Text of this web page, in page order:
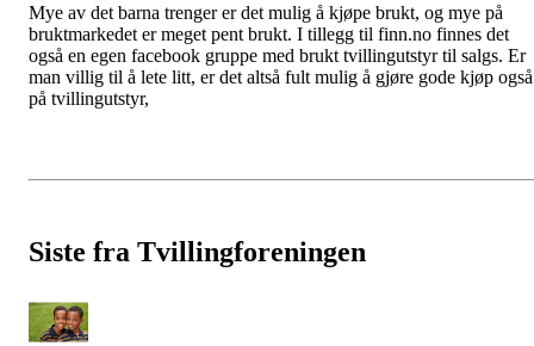
Mye av det barna trenger er det mulig å kjøpe brukt, og mye på
bruktmarkedet er meget pent brukt. I tillegg til finn.no finnes det
også en egen facebook gruppe med brukt tvillingutstyr til salgs. Er
man villig til å lete litt, er det altså fult mulig å gjøre gode kjøp også
på tvillingutstyr,
Siste fra Tvillingforeningen